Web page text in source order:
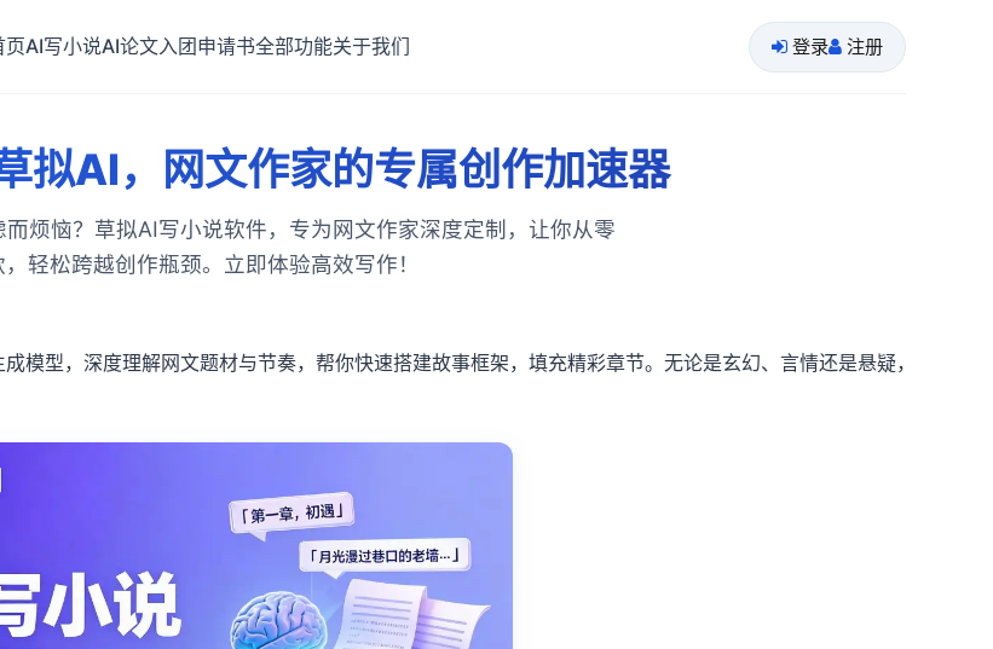
页AI写小说AI论文入团申请书全部功能关于我们 登录 注册
拟AI，网文作家的专属创作加速器
烦恼？草拟AI写小说软件，专为网文作家深度定制，让你从零
轻松跨越创作瓶颈。立即体验高效写作！
模型，深度理解网文题材与节奏，帮你快速搭建故事框架，填充精彩章节。无论是玄幻、言情还是悬疑，